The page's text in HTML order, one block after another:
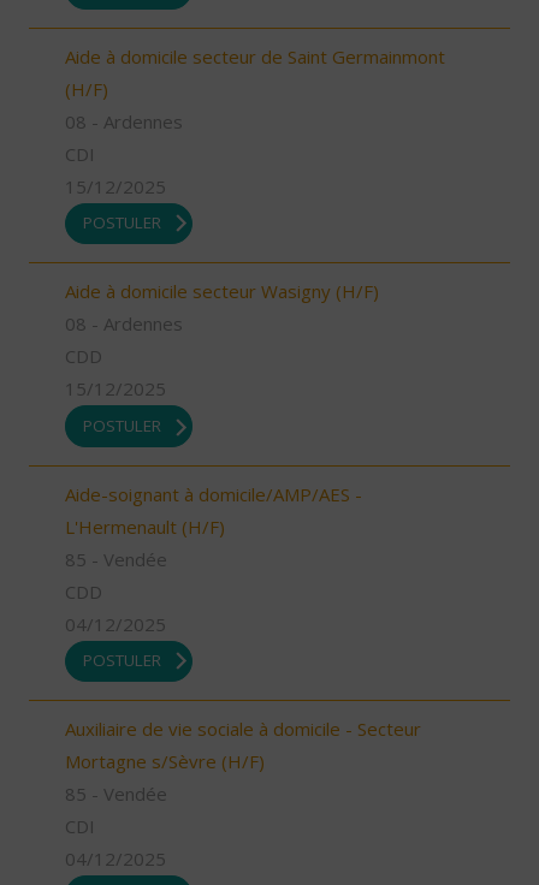
Aide à domicile secteur de Saint Germainmont
(H/F)
08 - Ardennes
CDI
15/12/2025
POSTULER
Aide à domicile secteur Wasigny (H/F)
08 - Ardennes
CDD
15/12/2025
POSTULER
Aide-soignant à domicile/AMP/AES -
L'Hermenault (H/F)
85 - Vendée
CDD
04/12/2025
POSTULER
Auxiliaire de vie sociale à domicile - Secteur
Mortagne s/Sèvre (H/F)
85 - Vendée
CDI
04/12/2025